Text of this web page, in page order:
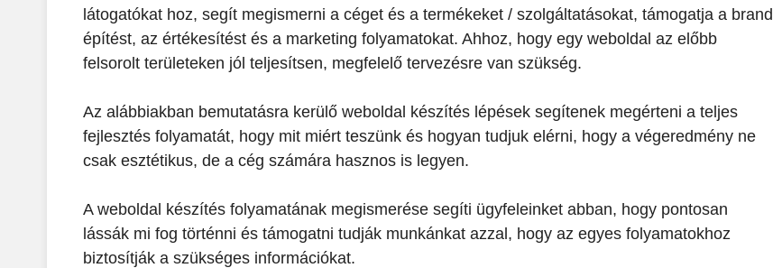
látogatókat hoz, segít megismerni a céget és a termékeket / szolgáltatásokat, támogatja a brand
építést, az értékesítést és a marketing folyamatokat. Ahhoz, hogy egy weboldal az előbb
felsorolt területeken jól teljesítsen, megfelelő tervezésre van szükség.
Az alábbiakban bemutatásra kerülő weboldal készítés lépések segítenek megérteni a teljes
fejlesztés folyamatát, hogy mit miért teszünk és hogyan tudjuk elérni, hogy a végeredmény ne
csak esztétikus, de a cég számára hasznos is legyen.
A weboldal készítés folyamatának megismerése segíti ügyfeleinket abban, hogy pontosan
lássák mi fog történni és támogatni tudják munkánkat azzal, hogy az egyes folyamatokhoz
biztosítják a szükséges információkat.